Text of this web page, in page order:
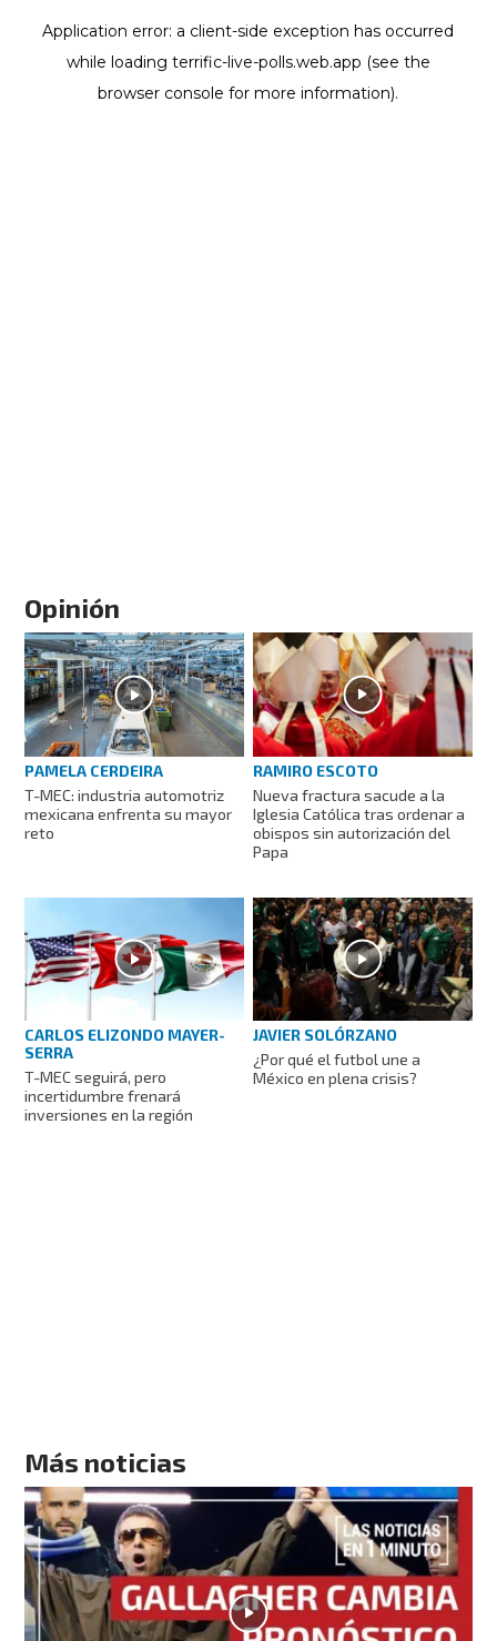
Opinión
PAMELA CERDEIRA
T-MEC: industria automotriz
mexicana enfrenta su mayor
reto
RAMIRO ESCOTO
Nueva fractura sacude a la
Iglesia Católica tras ordenar a
obispos sin autorización del
Papa
CARLOS ELIZONDO MAYER-
SERRA
T-MEC seguirá, pero
incertidumbre frenará
inversiones en la región
JAVIER SOLÓRZANO
¿Por qué el futbol une a
México en plena crisis?
Más noticias